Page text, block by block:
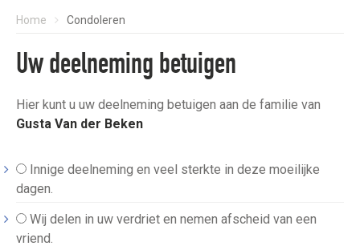
Home Condoleren
Uw deelneming betuigen
Hier kunt u uw deelneming betuigen aan de familie van
Gusta Van der Beken
Innige deelneming en veel sterkte in deze moeilijke
dagen.
Wij delen in uw verdriet en nemen afscheid van een
vriend.